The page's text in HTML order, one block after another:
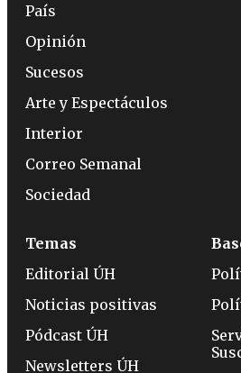
País
Opinión
Sucesos
Arte y Espectáculos
Interior
Correo Semanal
Sociedad
Temas
Editorial ÚH
Noticias positivas
Pódcast ÚH
Newsletters ÚH